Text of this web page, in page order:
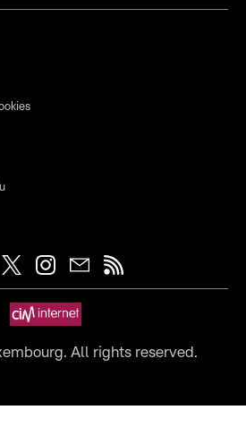
All rights reserved.